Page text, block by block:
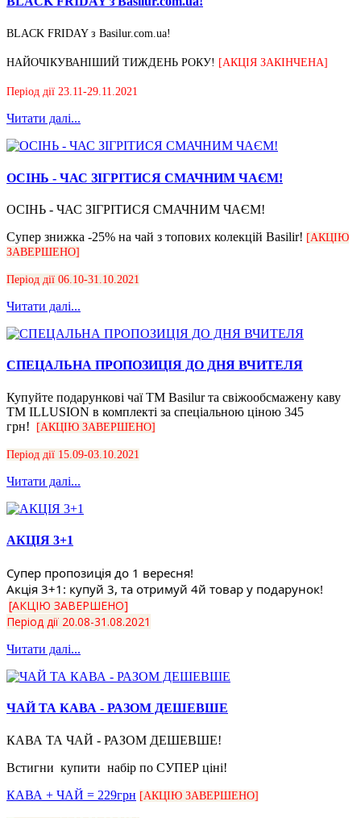
BLACK FRIDAY з Basilur.com.ua!
НАЙОЧІКУВАНІШИЙ ТИЖДЕНЬ РОКУ! [АКЦІЯ ЗАКІНЧЕНА]
Період дії 23.11-29.11.2021
Читати далі...
ОСІНЬ - ЧАС ЗІГРІТИСЯ СМАЧНИМ ЧАЄМ!
ОСІНЬ - ЧАС ЗІГРІТИСЯ СМАЧНИМ ЧАЄМ!
Супер знижка -25% на чай з топових колекцій Basilir! [АКЦІЮ
ЗАВЕРШЕНО]
Період дії 06.10-31.10.2021
Читати далі...
СПЕЦАЛЬНА ПРОПОЗИЦІЯ ДО ДНЯ ВЧИТЕЛЯ
Купуйте подарункові чаї ТМ Basilur та свіжообсмажену каву
ТМ ILLUSION в комплекті за спеціальною ціною 345
грн!
[АКЦІЮ ЗАВЕРШЕНО]
Період дії 15.09-03.10.2021
Читати далі...
АКЦІЯ 3+1
Супер пропозиція до 1 вересня!
[АКЦІЮ ЗАВЕРШЕНО]
Період дії 20.08-31.08.2021
Читати далі...
ЧАЙ ТА КАВА - РАЗОМ ДЕШЕВШЕ
КАВА ТА ЧАЙ - РАЗОМ ДЕШЕВШЕ!
Встигни купити набір по СУПЕР ціні!
КАВА + ЧАЙ = 229грн [АКЦІЮ ЗАВЕРШЕНО]